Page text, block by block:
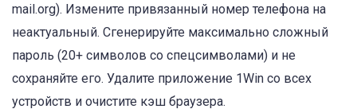
mail.org). Измените привязанный номер телефона на
неактуальный. Сгенерируйте максимально сложный
пароль (20+ символов со спецсимволами) и не
сохраняйте его. Удалите приложение 1Win со всех
устройств и очистите кэш браузера.